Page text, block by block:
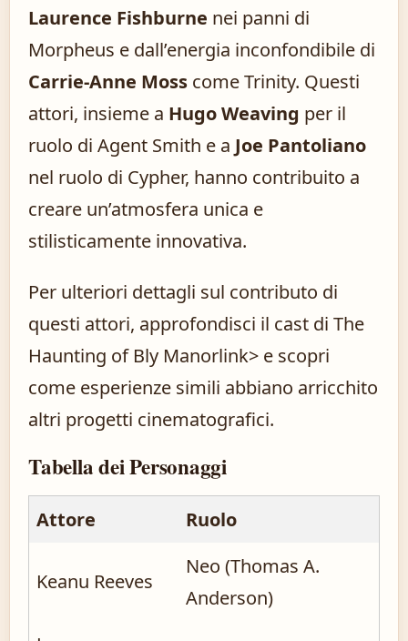
Laurence Fishburne nei panni di
Morpheus e dall’energia inconfondibile di
Carrie-Anne Moss come Trinity. Questi
attori, insieme a Hugo Weaving per il
ruolo di Agent Smith e a Joe Pantoliano
nel ruolo di Cypher, hanno contribuito a
creare un’atmosfera unica e
stilisticamente innovativa.
Per ulteriori dettagli sul contributo di
questi attori, approfondisci il cast di The
Haunting of Bly Manorlink> e scopri
come esperienze simili abbiano arricchito
altri progetti cinematografici.
Tabella dei Personaggi
Attore Ruolo
Keanu Reeves
Neo (Thomas A.
Anderson)